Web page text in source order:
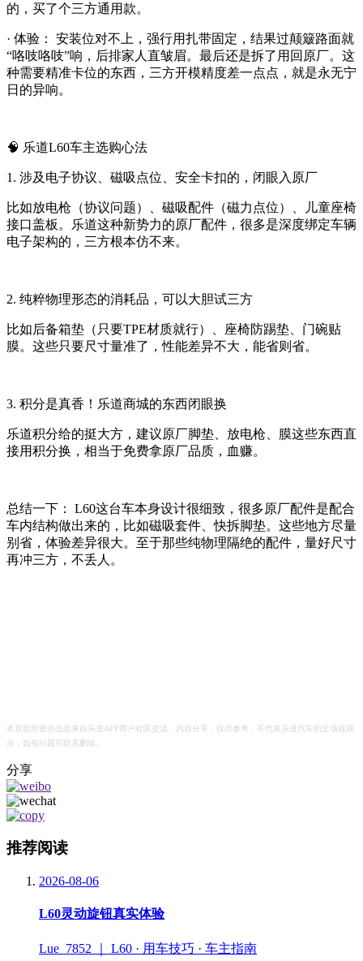
的，买了个三方通用款。
· 体验： 安装位对不上，强行用扎带固定，结果过颠簸路面就
“咯吱咯吱”响，后排家人直皱眉。最后还是拆了用回原厂。这
种需要精准卡位的东西，三方开模精度差一点点，就是永无宁
日的异响。
🧠 乐道L60车主选购心法
1. 涉及电子协议、磁吸点位、安全卡扣的，闭眼入原厂
比如放电枪（协议问题）、磁吸配件（磁力点位）、儿童座椅
接口盖板。乐道这种新势力的原厂配件，很多是深度绑定车辆
电子架构的，三方根本仿不来。
2. 纯粹物理形态的消耗品，可以大胆试三方
比如后备箱垫（只要TPE材质就行）、座椅防踢垫、门碗贴
膜。这些只要尺寸量准了，性能差异不大，能省则省。
3. 积分是真香！乐道商城的东西闭眼换
乐道积分给的挺大方，建议原厂脚垫、放电枪、膜这些东西直
接用积分换，相当于免费拿原厂品质，血赚。
总结一下： L60这台车本身设计很细致，很多原厂配件是配合
车内结构做出来的，比如磁吸套件、快拆脚垫。这些地方尽量
别省，体验差异很大。至于那些纯物理隔绝的配件，量好尺寸
再冲三方，不丢人。
本页面所提供信息来自乐道APP用户社区交流、内容分享，仅供参考，不代表乐道汽车的立场或观
点，如有问题可联系删除。
分享
推荐阅读
2026-08-06
L60灵动旋钮真实体验
Lue_7852 ｜ L60 · 用车技巧 · 车主指南